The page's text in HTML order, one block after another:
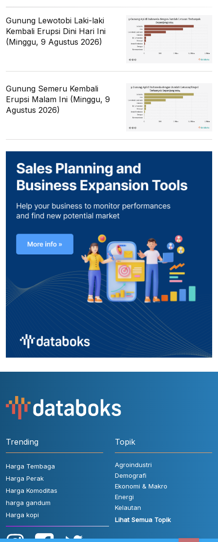
Gunung Lewotobi Laki-laki
Kembali Erupsi Dini Hari Ini
(Minggu, 9 Agustus 2026)
Gunung Semeru Kembali
Erupsi Malam Ini (Minggu, 9
Agustus 2026)
Trending
Harga Tembaga
Harga Perak
Harga Komoditas
harga gandum
Harga kopi
Topik
Agroindustri
Demografi
Ekonomi & Makro
Energi
Kelautan
Lihat Semua Topik